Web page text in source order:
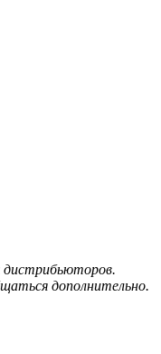
дистрибьюторов.
дополнительно.